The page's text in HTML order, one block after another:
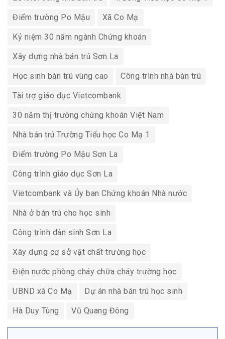
Điểm trường Po Mậu Xã Co Mạ
Kỷ niệm 30 năm ngành Chứng khoán
Xây dựng nhà bán trú Sơn La
Học sinh bán trú vùng cao Công trình nhà bán trú
Tài trợ giáo dục Vietcombank
30 năm thị trường chứng khoán Việt Nam
Nhà bán trú Trường Tiểu học Co Mạ 1
Điểm trường Po Mậu Sơn La
Công trình giáo dục Sơn La
Vietcombank và Ủy ban Chứng khoán Nhà nước
Nhà ở bán trú cho học sinh
Công trình dân sinh Sơn La
Xây dựng cơ sở vật chất trường học
Điện nước phòng cháy chữa cháy trường học
UBND xã Co Mạ Dự án nhà bán trú học sinh
Hà Duy Tùng Vũ Quang Đông